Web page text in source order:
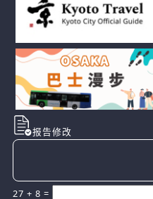
报告修改
27 + 8 =